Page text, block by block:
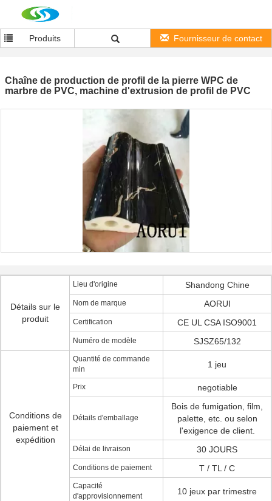
Produits Fournisseur de contact
Chaîne de production de profil de la pierre WPC de
marbre de PVC, machine d'extrusion de profil de PVC
Détails sur le
produit
Lieu d'origine Shandong Chine
Nom de marque AORUI
Certification CE UL CSA ISO9001
Numéro de modèle SJSZ65/132
Conditions de
paiement et
expédition
Quantité de commande
min
1 jeu
Prix negotiable
Détails d'emballage
Bois de fumigation, film,
palette, etc. ou selon
l'exigence de client.
Délai de livraison 30 JOURS
Conditions de paiement T / TL / C
Capacité
d'approvisionnement
10 jeux par trimestre